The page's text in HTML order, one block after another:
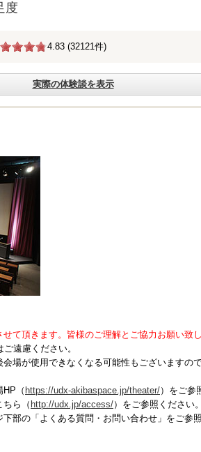
度
4.83 (32121件)
実際の体験談を表示
て頂きます。皆様のご理解とご協力お願い致し
遠慮ください。
場が使用できなくなる可能性もございますの
（ https://udx-akibaspace.jp/theater/）をご参
ら（ http://udx.jp/access/）をご参照ください。
部の「よくある質問・お問い合わせ」をご参